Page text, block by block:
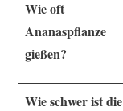
Wie oft
Ananaspflanze
gießen?
Wie schwer ist die